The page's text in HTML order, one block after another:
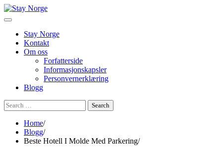
Skip
to
Stay Norge
Kontakt
Om oss
Forfatterside
Informasjonskapsler
Personvernerklæring
Blogg
Search
for:
Home
Blogg
Beste Hotell I Molde Med Parkering